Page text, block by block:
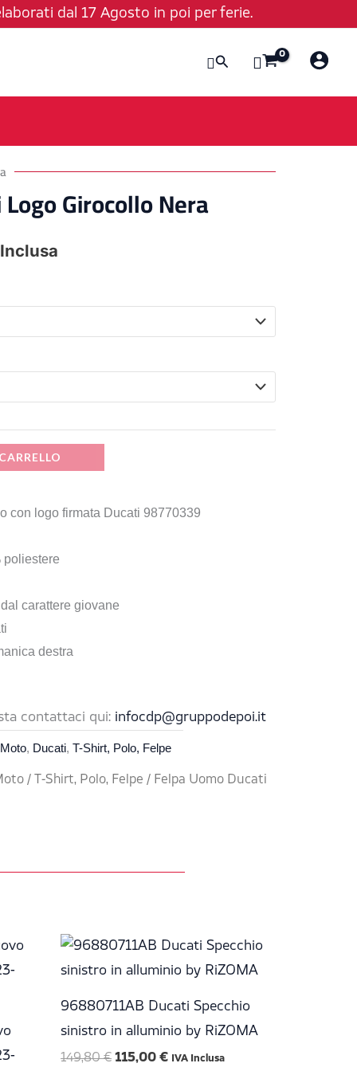
dal 17 Agosto in poi per ferie.
Cerca
Girocollo Nera
€.
con logo firmata Ducati 98770339
poliestere
carattere giovane
destra
contattaci qui: infocdp@gruppodepoi.it
, Ducati, T-Shirt, Polo, Felpe
/ T-Shirt, Polo, Felpe / Felpa Uomo Ducati
96880711AB Ducati Specchio
sinistro in alluminio by RiZOMA
149,80€
Il
originale
149,80 €.
115,00 €
Il
attuale
115,00 €.
IVA Inclusa